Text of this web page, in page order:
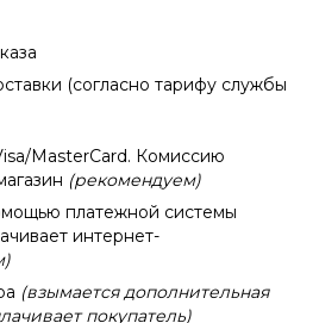
(согласно тарифу службы
MasterCard. Комиссию
(рекомендуем)
платежной системы
интернет-
(взымается дополнительная
покупатель)